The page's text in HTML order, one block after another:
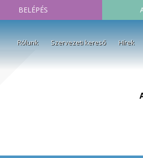
BELÉPÉS
Rólunk Szervezeti kereső Hírek